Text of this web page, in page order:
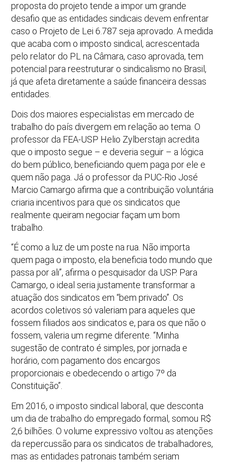
proposta do projeto tende a impor um grande
desafio que as entidades sindicais devem enfrentar
caso o Projeto de Lei 6.787 seja aprovado. A medida
que acaba com o imposto sindical, acrescentada
pelo relator do PL na Câmara, caso aprovada, tem
potencial para reestruturar o sindicalismo no Brasil,
já que afeta diretamente a saúde financeira dessas
entidades.
Dois dos maiores especialistas em mercado de
trabalho do país divergem em relação ao tema. O
professor da FEA-USP Helio Zylberstajn acredita
que o imposto segue – e deveria seguir – a lógica
do bem público, beneficiando quem paga por ele e
quem não paga. Já o professor da PUC-Rio José
Marcio Camargo afirma que a contribuição voluntária
criaria incentivos para que os sindicatos que
realmente queiram negociar façam um bom
trabalho.
“É como a luz de um poste na rua. Não importa
quem paga o imposto, ela beneficia todo mundo que
passa por ali”, afirma o pesquisador da USP. Para
Camargo, o ideal seria justamente transformar a
atuação dos sindicatos em “bem privado”. Os
acordos coletivos só valeriam para aqueles que
fossem filiados aos sindicatos e, para os que não o
fossem, valeria um regime diferente. “Minha
sugestão de contrato é simples, por jornada e
horário, com pagamento dos encargos
proporcionais e obedecendo o artigo 7º da
Constituição”.
Em 2016, o imposto sindical laboral, que desconta
um dia de trabalho do empregado formal, somou R$
2,6 bilhões. O volume expressivo voltou as atenções
da repercussão para os sindicatos de trabalhadores,
mas as entidades patronais também seriam